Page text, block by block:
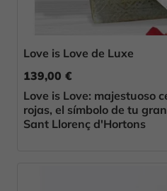
Love is Love de Luxe
139,00 €
Love is Love: majestuoso
rojas, el símbolo de tu
Sant Llorenç d'Hortons